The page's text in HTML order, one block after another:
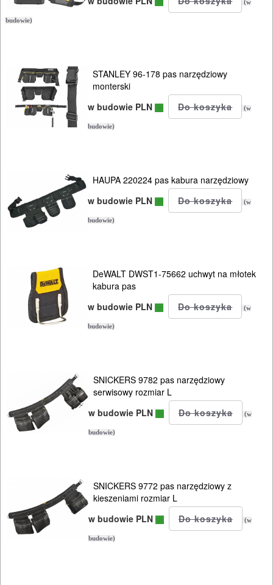
(w
budowie)
STANLEY 96-178 pas narzędziowy
monterski
w budowie PLN
(w
budowie)
HAUPA 220224 pas kabura narzędziowy
w budowie PLN
(w
budowie)
DeWALT DWST1-75662 uchwyt na młotek
kabura pas
w budowie PLN
(w
budowie)
SNICKERS 9782 pas narzędziowy
serwisowy rozmiar L
w budowie PLN
(w
budowie)
SNICKERS 9772 pas narzędziowy z
kieszeniami rozmiar L
w budowie PLN
(w
budowie)